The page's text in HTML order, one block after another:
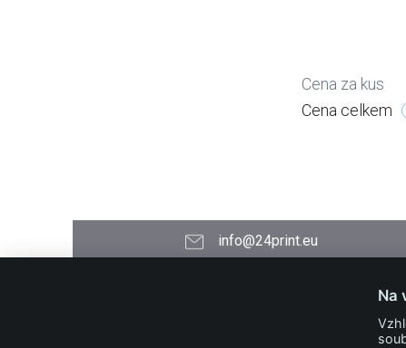
Cena za kus
Cena celkem
info@24print.eu
Na